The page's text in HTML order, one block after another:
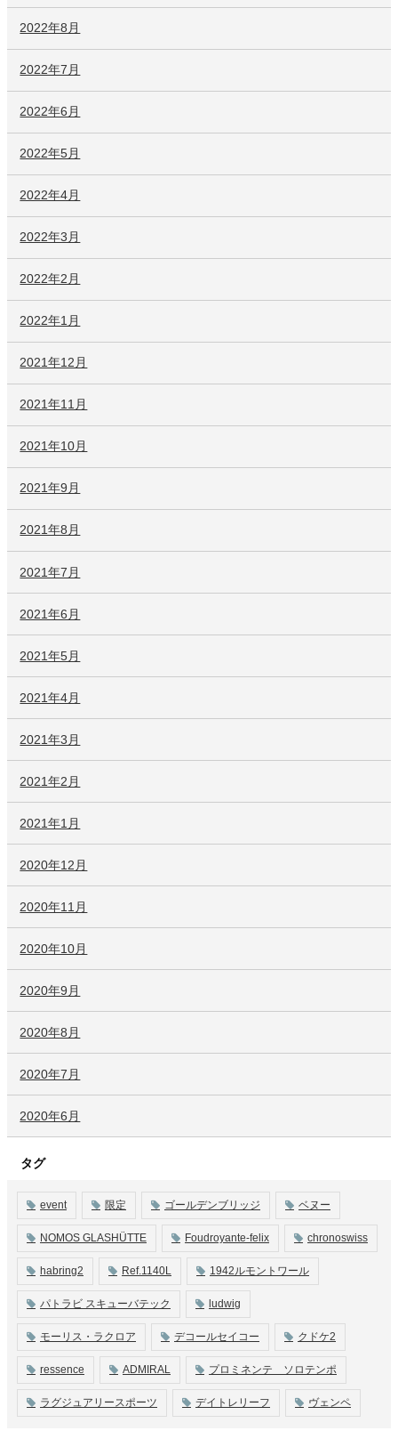
2022年8月
2022年7月
2022年6月
2022年5月
2022年4月
2022年3月
2022年2月
2022年1月
2021年12月
2021年11月
2021年10月
2021年9月
2021年8月
2021年7月
2021年6月
2021年5月
2021年4月
2021年3月
2021年2月
2021年1月
2020年12月
2020年11月
2020年10月
2020年9月
2020年8月
2020年7月
2020年6月
タグ
event 限定 ゴールデンブリッジ ベヌー
NOMOS GLASHÜTTE Foudroyante-felix chronoswiss
habring2 Ref.1140L 1942ルモントワール
パトラビ スキューバテック ludwig
モーリス・ラクロア デコールセイコー クドケ2
ressence ADMIRAL プロミネンテ ソロテンポ
ラグジュアリースポーツ デイトレリーフ ヴェンペ